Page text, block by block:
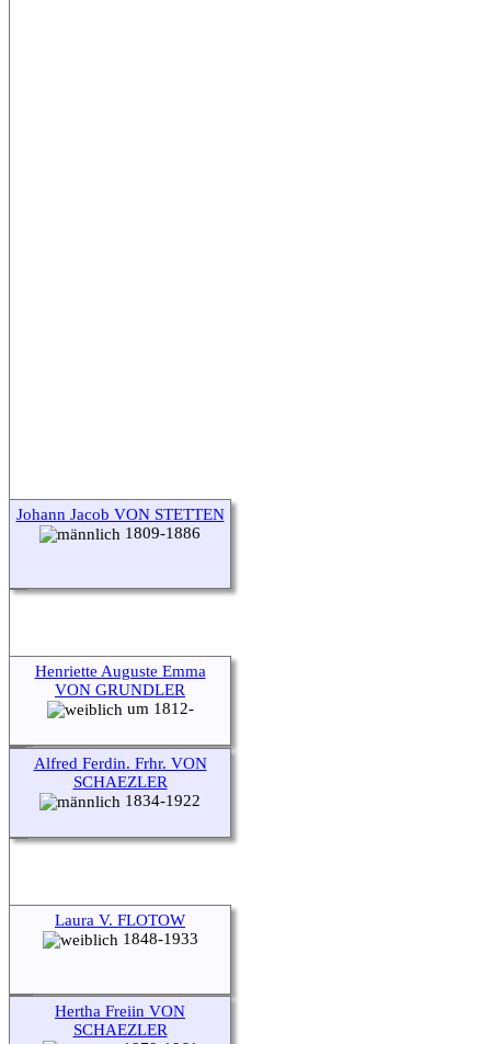
Johann Jacob VON STETTEN
1809-1886
Henriette Auguste Emma
VON GRUNDLER
um 1812-
Alfred Ferdin. Frhr. VON
SCHAEZLER
1834-1922
Laura V. FLOTOW
1848-1933
Hertha Freiin VON
SCHAEZLER